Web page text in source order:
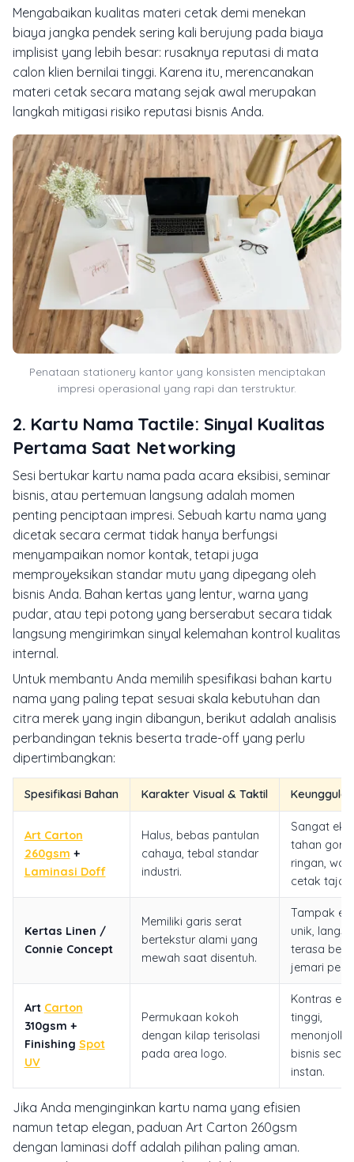
Mengabaikan kualitas materi cetak demi menekan
biaya jangka pendek sering kali berujung pada biaya
implisist yang lebih besar: rusaknya reputasi di mata
calon klien bernilai tinggi. Karena itu, merencanakan
materi cetak secara matang sejak awal merupakan
langkah mitigasi risiko reputasi bisnis Anda.
Penataan stationery kantor yang konsisten menciptakan
impresi operasional yang rapi dan terstruktur.
2. Kartu Nama Tactile: Sinyal Kualitas
Pertama Saat Networking
Sesi bertukar kartu nama pada acara eksibisi, seminar
bisnis, atau pertemuan langsung adalah momen
penting penciptaan impresi. Sebuah kartu nama yang
dicetak secara cermat tidak hanya berfungsi
menyampaikan nomor kontak, tetapi juga
memproyeksikan standar mutu yang dipegang oleh
bisnis Anda. Bahan kertas yang lentur, warna yang
pudar, atau tepi potong yang berserabut secara tidak
langsung mengirimkan sinyal kelemahan kontrol kualitas
internal.
Untuk membantu Anda memilih spesifikasi bahan kartu
nama yang paling tepat sesuai skala kebutuhan dan
citra merek yang ingin dibangun, berikut adalah analisis
perbandingan teknis beserta trade-off yang perlu
dipertimbangkan:
Spesifikasi Bahan Karakter Visual & Taktil
Art Carton
260gsm +
Laminasi Doff
Halus, bebas pantulan
cahaya, tebal standar
industri.
Sangat
tahan
ringan,
cetak
Kertas Linen /
Connie Concept
Memiliki garis serat
bertekstur alami yang
mewah saat disentuh.
Tampak
unik,
terasa
jemari
Art Carton
310gsm +
Finishing Spot
UV
Permukaan kokoh
dengan kilap terisolasi
pada area logo.
Kontras
tinggi,
bisnis
instan.
Jika Anda menginginkan kartu nama yang efisien
namun tetap elegan, paduan Art Carton 260gsm
dengan laminasi doff adalah pilihan paling aman.